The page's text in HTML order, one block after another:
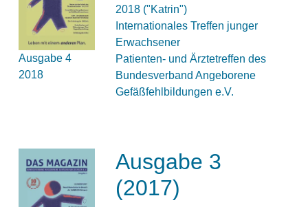
Ausgabe 4
2018
2018 ("Katrin")
Internationales Treffen junger
Erwachsener
Patienten- und Ärztetreffen des
Bundesverband Angeborene
Gefäßfehlbildungen e.V.
Ausgabe 3
(2017)